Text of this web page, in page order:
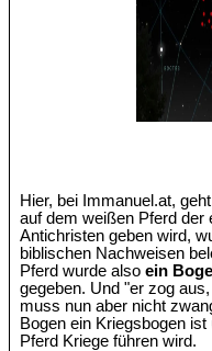
Hier, bei Immanuel.at,
auf dem weißen Pferd der
Antichristen geben wird,
biblischen Nachweisen
Pferd wurde alsoein
gegeben. Und "er zog
muss nun aber nicht
Bogen ein Kriegsbogen
Pferd Kriege führen wird.